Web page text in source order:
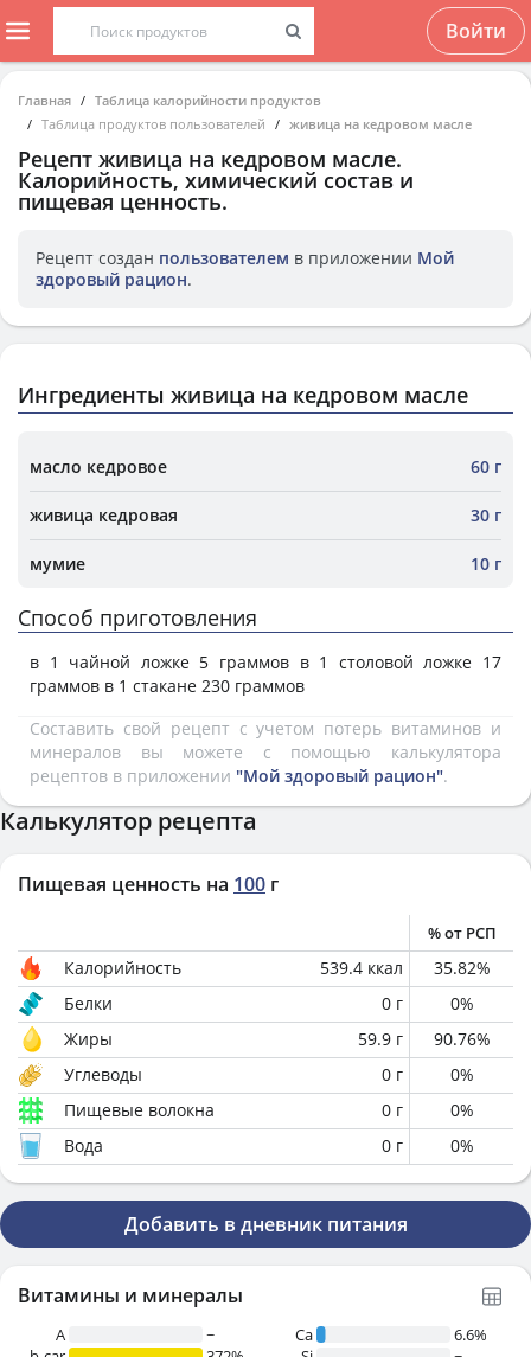
Войти
Главная
Таблица калорийности продуктов
Таблица продуктов пользователей
живица на кедровом масле
Рецепт живица на кедровом масле.
Калорийность, химический состав и
пищевая ценность.
Рецепт создан пользователем в приложении Мой
здоровый рацион.
Ингредиенты живица на кедровом масле
масло кедровое 60 г
живица кедровая 30 г
мумие 10 г
Способ приготовления
в 1 чайной ложке 5 граммов в 1 столовой ложке 17
граммов в 1 стакане 230 граммов
Составить свой рецепт с учетом потерь витаминов и
минералов вы можете с помощью калькулятора
рецептов в приложении "Мой здоровый рацион".
Калькулятор рецепта
Пищевая ценность на 100 г
% от РСП
Калорийность 539.4 ккал 35.82%
Белки
0 г 0%
Жиры
59.9 г 90.76%
Углеводы
0 г 0%
Пищевые волокна
0 г 0%
Вода
0 г 0%
Добавить в дневник питания
Витамины и минералы
A
~
Ca
6.6%